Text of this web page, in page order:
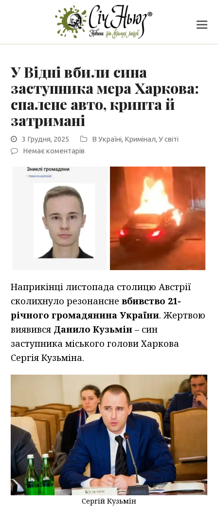
У Відні вбили сина
заступника мера Харкова:
спалене авто, крипта й
затримані
3 Грудня, 2025 В Україні, Кримінал,У світі
Немає коментарів
Наприкінці листопада столицю Австрії
сколихнуло резонансневбивство 21-
річного громадянина України. Жертвою
виявився Данило Кузьмін – син
заступника міського голови Харкова
Сергія Кузьміна.
Сергій Кузьмін